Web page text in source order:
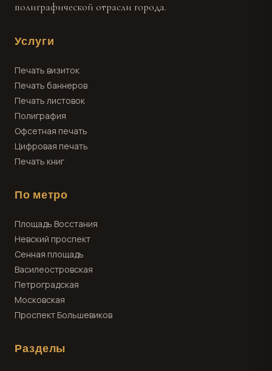
полиграфической отрасли города.
Услуги
Печать визиток
Печать баннеров
Печать листовок
Полиграфия
Офсетная печать
Цифровая печать
Печать книг
По метро
Площадь Восстания
Невский проспект
Сенная площадь
Василеостровская
Петроградская
Московская
Проспект Большевиков
Разделы